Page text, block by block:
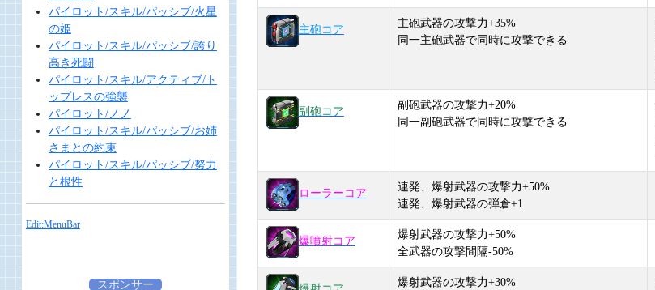
主砲コア
主砲武器の攻撃力+35%
同一主砲武器で同時に攻撃できる
副砲コア
副砲武器の攻撃力+20%
同一副砲武器で同時に攻撃できる
ローラーコア
連発、爆射武器の攻撃力+50%
連発、爆射武器の弾倉+1
爆噴射コア
爆射武器の攻撃力+50%
全武器の攻撃間隔-50%
爆射武器の攻撃力+30%
パイロット/スキル/パッシブ/火星
の姫
パイロット/スキル/パッシブ/誇り
高き死闘
パイロット/スキル/アクティブ/ト
ップレスの強襲
パイロット/ノノ
パイロット/スキル/パッシブ/お姉
さまとの約束
パイロット/スキル/パッシブ/努力
と根性
Edit:MenuBar
スポンサー